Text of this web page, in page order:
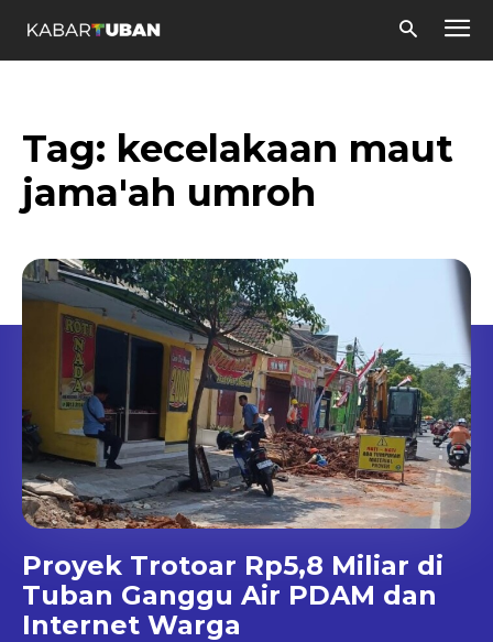
Tag: kecelakaan maut
jama'ah umroh
Proyek Trotoar Rp5,8 Miliar di
Tuban Ganggu Air PDAM dan
Internet Warga